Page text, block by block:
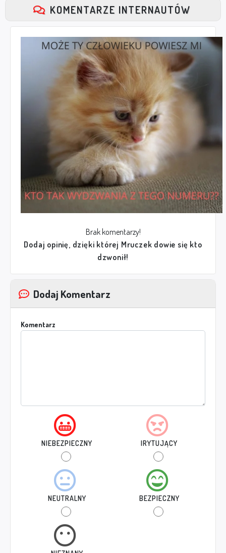
KOMENTARZE INTERNAUTÓW
Brak komentarzy!
Dodaj opinię, dzięki której Mruczek dowie się kto
dzwonił!
Dodaj Komentarz
Komentarz
NIEBEZPIECZNY IRYTUJĄCY
NEUTRALNY BEZPIECZNY